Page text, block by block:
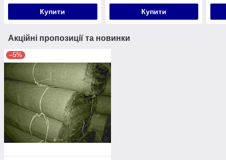
Купити Купити
Акційні пропозиції та новинки
–5%